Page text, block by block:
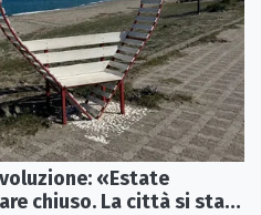
«Estate
chiuso. La città si sta